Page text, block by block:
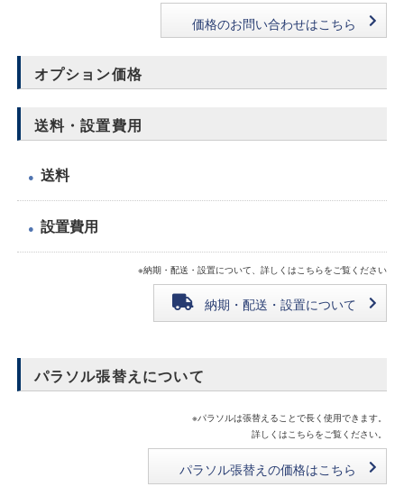
価格のお問い合わせはこちら
オプション価格
送料・設置費用
● 送料
● 設置費用
※納期・配送・設置について、詳しくはこちらをご覧ください
納期・配送・設置について
パラソル張替えについて
※パラソルは張替えることで長く使用できます。
詳しくはこちらをご覧ください。
パラソル張替えの価格はこちら